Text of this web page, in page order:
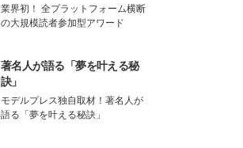
業界初！ 全プラットフォーム横断
の大規模読者参加型アワード
著名人が語る「夢を叶える秘
訣」
モデルプレス独自取材！著名人が
語る「夢を叶える秘訣」